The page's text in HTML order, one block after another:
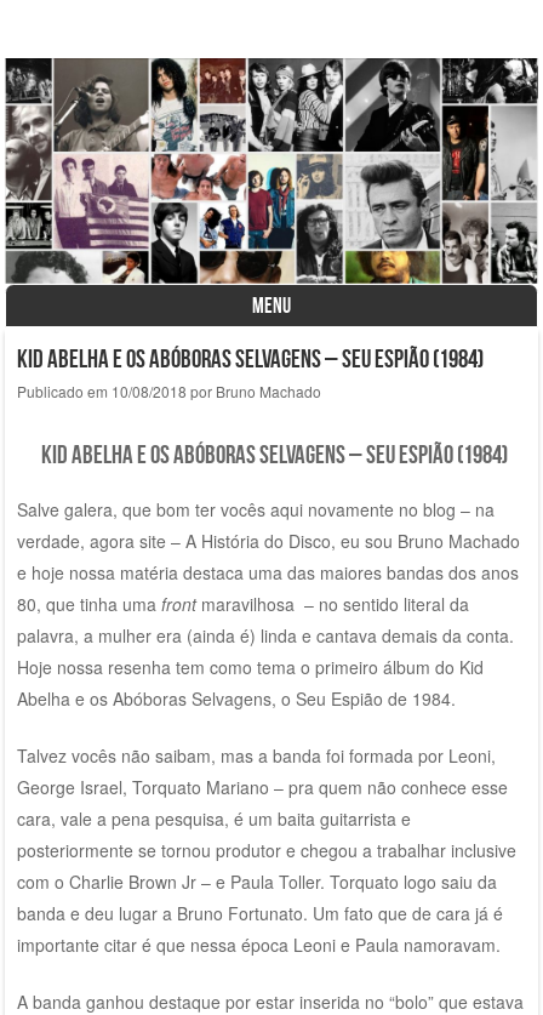
A História do Disco
MENU
Kid Abelha e os Abóboras Selvagens – Seu Espião (1984)
Publicado em 10/08/2018 por Bruno Machado
Kid Abelha e os abóboras selvagens – Seu Espião (1984)
Salve galera, que bom ter vocês aqui novamente no blog – na
verdade, agora site – A História do Disco, eu sou Bruno Machado
e hoje nossa matéria destaca uma das maiores bandas dos anos
80, que tinha uma front maravilhosa – no sentido literal da
palavra, a mulher era (ainda é) linda e cantava demais da conta.
Hoje nossa resenha tem como tema o primeiro álbum do Kid
Abelha e os Abóboras Selvagens, o Seu Espião de 1984.
Talvez vocês não saibam, mas a banda foi formada por Leoni,
George Israel, Torquato Mariano – pra quem não conhece esse
cara, vale a pena pesquisa, é um baita guitarrista e
posteriormente se tornou produtor e chegou a trabalhar inclusive
com o Charlie Brown Jr – e Paula Toller. Torquato logo saiu da
banda e deu lugar a Bruno Fortunato. Um fato que de cara já é
importante citar é que nessa época Leoni e Paula namoravam.
A banda ganhou destaque por estar inserida no “bolo” que estava